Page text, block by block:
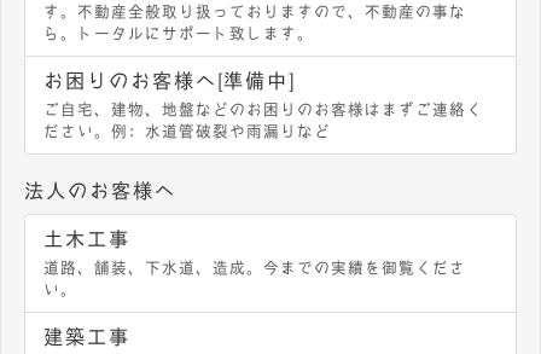
す。不動産全般取り扱っておりますので、不動産の事な
ら。トータルにサポート致します。
お困りのお客様へ[準備中]
ご自宅、建物、地盤などのお困りのお客様はまずご連絡く
ださい。例：水道管破裂や雨漏りなど
法人のお客様へ
土木工事
道路、舗装、下水道、造成。今までの実績を御覧くださ
い。
建築工事